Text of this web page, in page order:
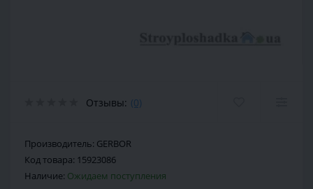
Отзывы: (0)
Производитель: GERBOR
Код товара: 15923086
Наличие: Ожидаем поступления